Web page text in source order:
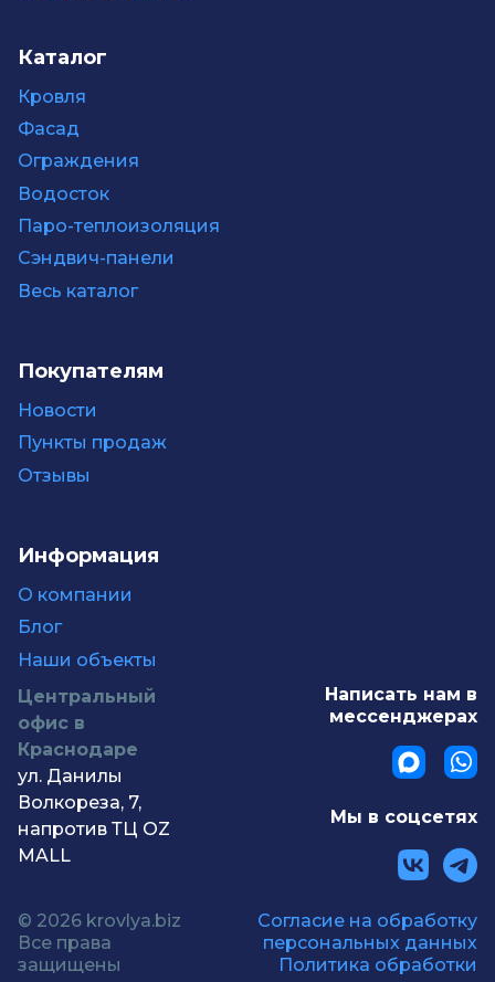
Каталог
Кровля
Фасад
Ограждения
Водосток
Паро-теплоизоляция
Сэндвич-панели
Весь каталог
Покупателям
Новости
Пункты продаж
Отзывы
Информация
О компании
Блог
Наши объекты
Центральный
офис в
Краснодаре
ул. Данилы
Волкореза, 7,
напротив ТЦ OZ
MALL
Написать нам в
мессенджерах
Мы в соцсетях
© 2026 krovlya.biz
Все права
защищены
Согласие на обработку
персональных данных
Политика обработки